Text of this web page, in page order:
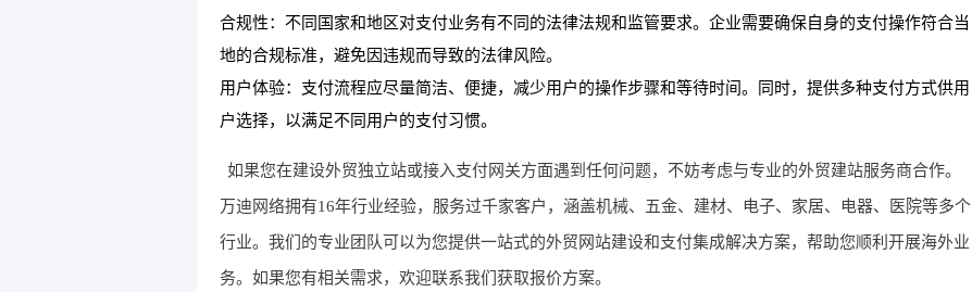
合规性：不同国家和地区对支付业务有不同的法律法规和监管要求。企业需要确保自身的支付操作符合当
地的合规标准，避免因违规而导致的法律风险。
用户体验：支付流程应尽量简洁、便捷，减少用户的操作步骤和等待时间。同时，提供多种支付方式供用
户选择，以满足不同用户的支付习惯。
如果您在建设外贸独立站或接入支付网关方面遇到任何问题，不妨考虑与专业的外贸建站服务商合作。
万迪网络拥有16年行业经验，服务过千家客户，涵盖机械、五金、建材、电子、家居、电器、医院等多个
行业。我们的专业团队可以为您提供一站式的外贸网站建设和支付集成解决方案，帮助您顺利开展海外业
务。如果您有相关需求，欢迎联系我们获取报价方案。